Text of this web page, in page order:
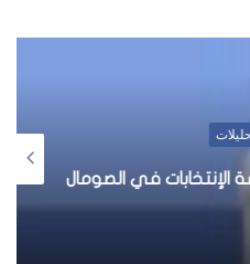
ل
و
ي
في الصومال